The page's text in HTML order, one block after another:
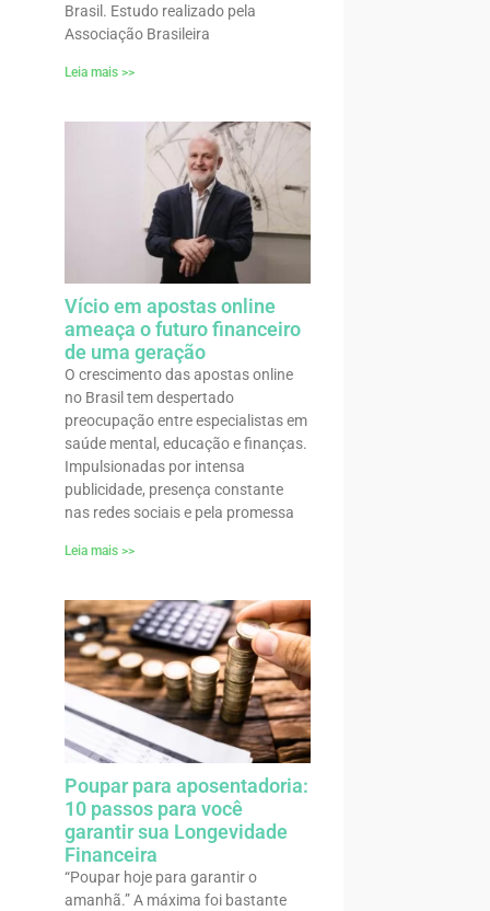
Brasil. Estudo realizado pela
Associação Brasileira
Leia mais >>
Vício em apostas online
ameaça o futuro financeiro
de uma geração
O crescimento das apostas online
no Brasil tem despertado
preocupação entre especialistas em
saúde mental, educação e finanças.
Impulsionadas por intensa
publicidade, presença constante
nas redes sociais e pela promessa
Leia mais >>
Poupar para aposentadoria:
10 passos para você
garantir sua Longevidade
Financeira
“Poupar hoje para garantir o
amanhã.” A máxima foi bastante